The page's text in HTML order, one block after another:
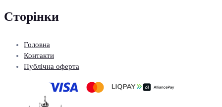
Сторінки
Головна
Контакти
Публічна оферта